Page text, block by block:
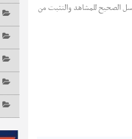
الصحيح للمشاهد والتثبت من